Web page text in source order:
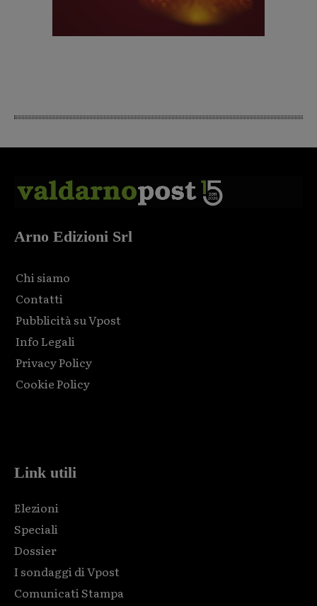
Arno Edizioni Srl
Chi siamo
Contatti
Pubblicità su Vpost
Info Legali
Privacy Policy
Cookie Policy
Link utili
Elezioni
Speciali
Dossier
I sondaggi di Vpost
Comunicati Stampa